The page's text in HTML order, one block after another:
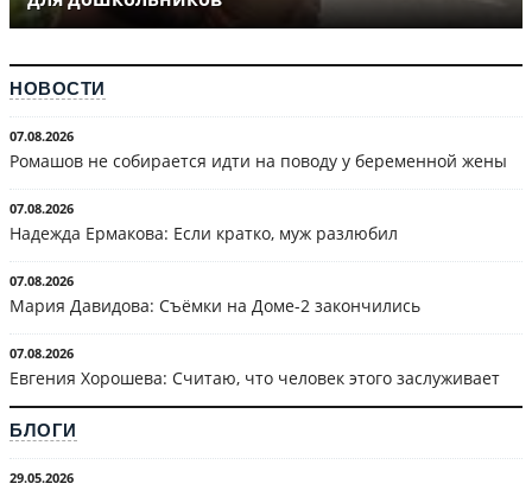
НОВОСТИ
07.08.2026
Ромашов не собирается идти на поводу у беременной жены
07.08.2026
Надежда Ермакова: Если кратко, муж разлюбил
07.08.2026
Мария Давидова: Съёмки на Доме-2 закончились
07.08.2026
Евгения Хорошева: Считаю, что человек этого заслуживает
БЛОГИ
29.05.2026